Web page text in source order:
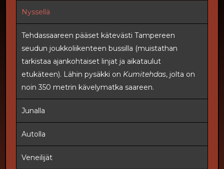
Nyssellä
Tehdassaareen pääset kätevästi Tampereen
seudun joukkoliikenteen bussilla (muistathan
tarkistaa ajankohtaiset linjat ja aikataulut
etukäteen). Lähin pysäkki on Kumitehdas, jolta on
noin 350 metrin kävelymatka saareen.
Junalla
Autolla
Veneilijät